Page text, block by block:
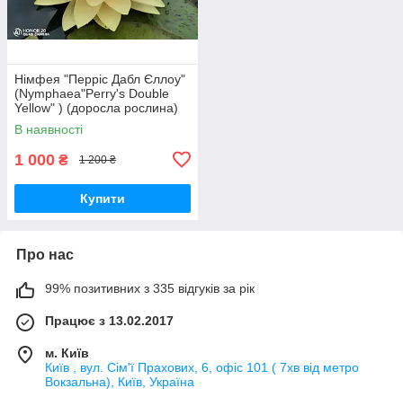
Німфея "Перріс Дабл Єллоу"
(Nymphaea"Perry's Double
Yellow" ) (доросла рослина)
В наявності
1 000 ₴ 1 200 ₴
Купити
Про нас
99% позитивних з 335 відгуків за рік
Працює з 13.02.2017
м. Київ
Київ , вул. Сім'ї Прахових, 6, офіс 101 ( 7хв від метро
Вокзальна), Київ, Україна